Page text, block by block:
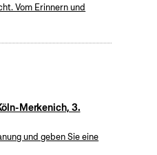
Vom Erinnern und
Merkenich, 3.
und geben Sie eine